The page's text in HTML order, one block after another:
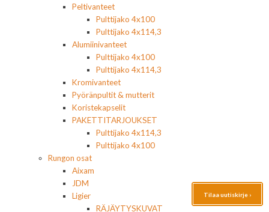
Peltivanteet
Pulttijako 4x100
Pulttijako 4x114,3
Alumiinivanteet
Pulttijako 4x100
Pulttijako 4x114,3
Kromivanteet
Pyöränpultit & mutterit
Koristekapselit
PAKETTITARJOUKSET
Pulttijako 4x114,3
Pulttijako 4x100
Rungon osat
Aixam
JDM
Ligier
RÄJÄYTYSKUVAT
Tilaa uutiskirje ›